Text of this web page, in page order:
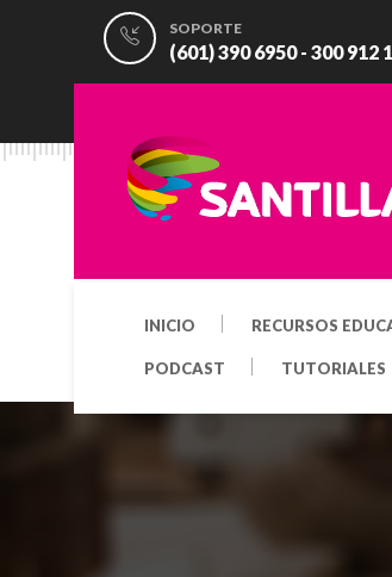
SOPORTE
(601) 390 6950 - 300 912
INICIO RECURSOS
PODCAST TUTORIALES